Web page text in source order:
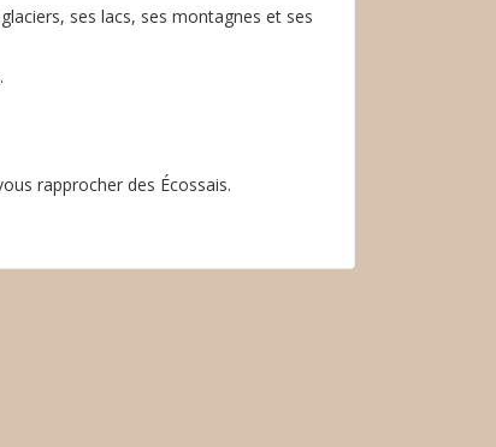
ses lacs, ses montagnes et ses
rapprocher des Écossais.